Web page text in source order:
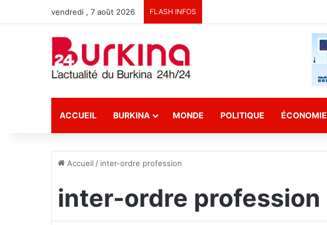
vendredi , 7 août 2026 FLASH INFOS
ACCUEIL BURKINA MONDE POLITIQUE ÉCONOMIE
Accueil / inter-ordre profession
inter-ordre profession